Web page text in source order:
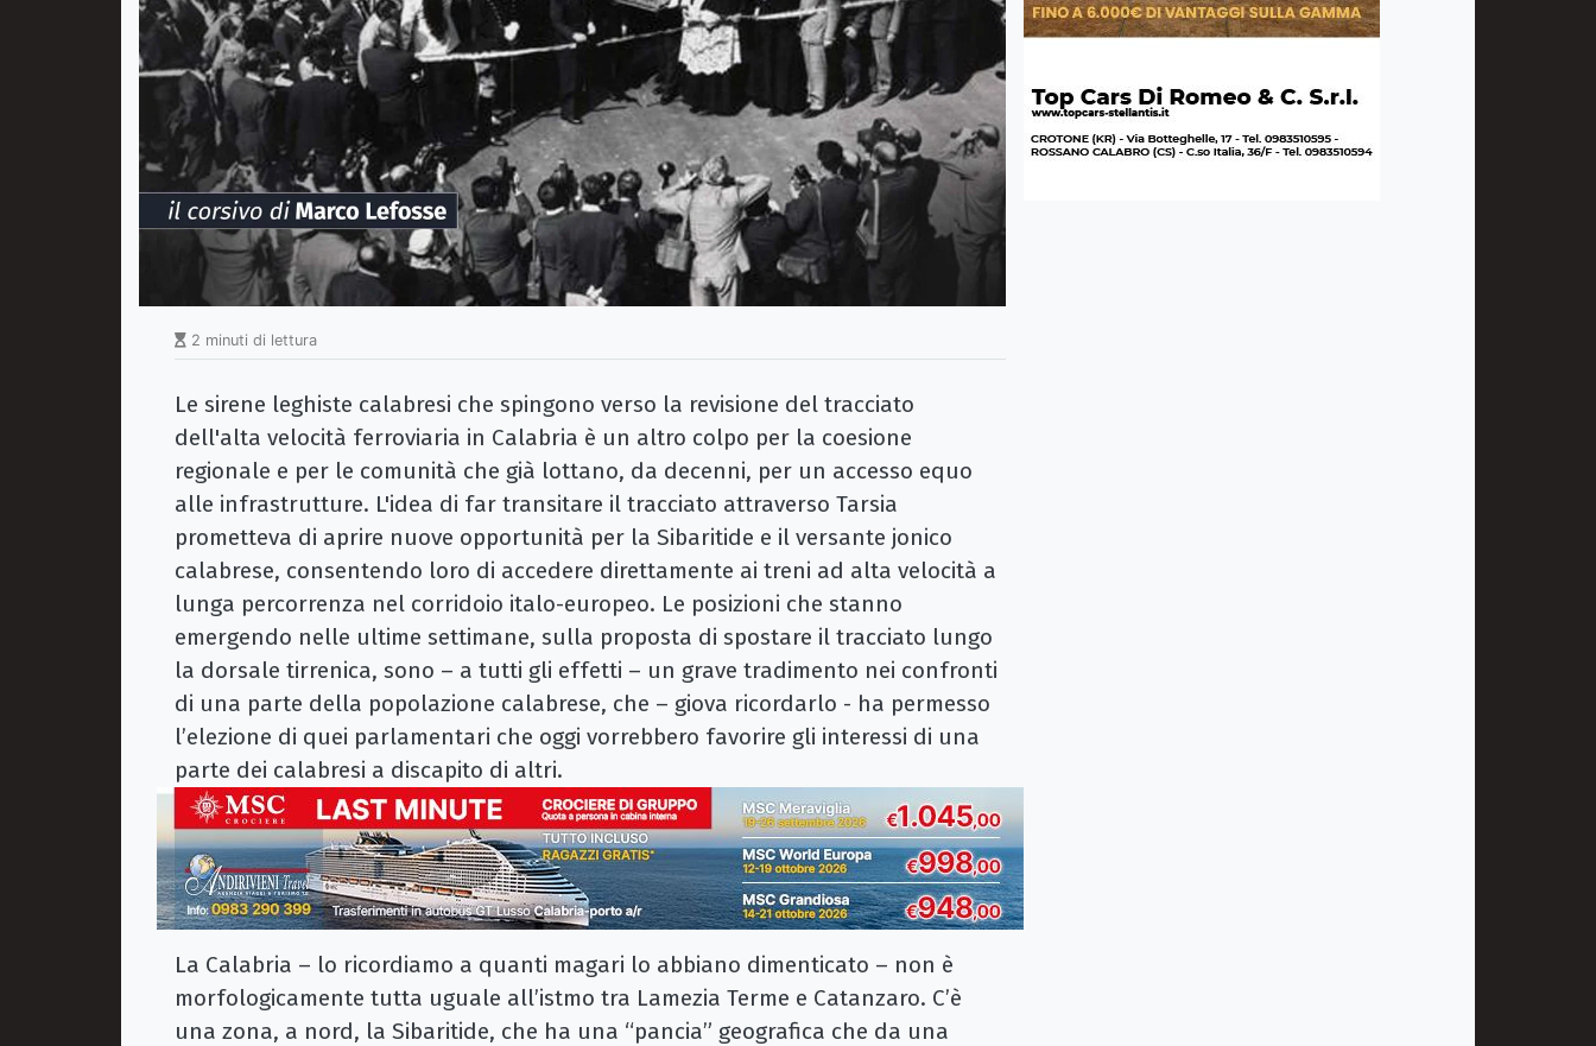
2 minuti di lettura
Le sirene leghiste calabresi che spingono verso la revisione del tracciato
dell'alta velocità ferroviaria in Calabria è un altro colpo per la coesione
regionale e per le comunità che già lottano, da decenni, per un accesso equo
alle infrastrutture. L'idea di far transitare il tracciato attraverso Tarsia
prometteva di aprire nuove opportunità per la Sibaritide e il versante jonico
calabrese, consentendo loro di accedere direttamente ai treni ad alta velocità a
lunga percorrenza nel corridoio italo-europeo. Le posizioni che stanno
emergendo nelle ultime settimane, sulla proposta di spostare il tracciato lungo
la dorsale tirrenica, sono – a tutti gli effetti – un grave tradimento nei confronti
di una parte della popolazione calabrese, che – giova ricordarlo - ha permesso
l’elezione di quei parlamentari che oggi vorrebbero favorire gli interessi di una
parte dei calabresi a discapito di altri.
La Calabria – lo ricordiamo a quanti magari lo abbiano dimenticato – non è
morfologicamente tutta uguale all’istmo tra Lamezia Terme e Catanzaro. C’è
una zona, a nord, la Sibaritide, che ha una “pancia” geografica che da una